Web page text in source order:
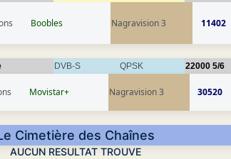
Boobles Nagravision 3 11402
DVB-S QPSK 22000 5/6
Movistar+ Nagravision 3 30520
Cimetière des Chaînes
AUCUN RESULTAT TROUVE